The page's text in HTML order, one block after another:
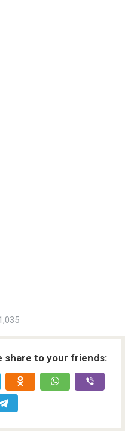
share to your friends: